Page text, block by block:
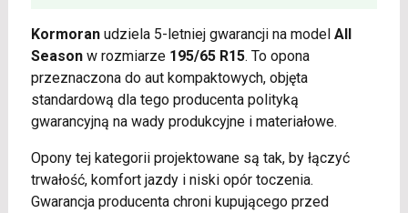
Kormoranudziela 5-letniej gwarancji na model All
Seasonw rozmiarze 195/65 R15. To opona
przeznaczona do aut kompaktowych, objęta
standardową dla tego producenta polityką
gwarancyjną na wady produkcyjne i materiałowe.
Opony tej kategorii projektowane są tak, by łączyć
trwałość, komfort jazdy i niski opór toczenia.
Gwarancja producenta chroni kupującego przed